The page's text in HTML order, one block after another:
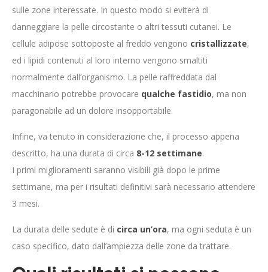
sulle zone interessate. In questo modo si eviterà di
danneggiare la pelle circostante o altri tessuti cutanei. Le
cellule adipose sottoposte al freddo vengono cristallizzate,
ed i lipidi contenuti al loro interno vengono smaltiti
normalmente dall’organismo. La pelle raffreddata dal
macchinario potrebbe provocare qualche fastidio, ma non
paragonabile ad un dolore insopportabile.
Infine, va tenuto in considerazione che, il processo appena
descritto, ha una durata di circa 8-12 settimane.
I primi miglioramenti saranno visibili già dopo le prime
settimane, ma per i risultati definitivi sarà necessario attendere
3 mesi.
La durata delle sedute è di circa un’ora, ma ogni seduta è un
caso specifico, dato dall’ampiezza delle zone da trattare.